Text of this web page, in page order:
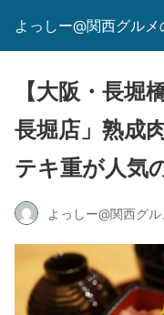
よっしー@関西グル
【大阪・長堀
長堀店」熟成
テキ重が人気
よっしー@関西グル